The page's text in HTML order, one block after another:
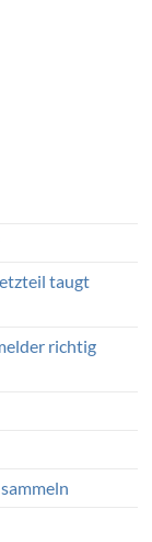
taugt
richtig